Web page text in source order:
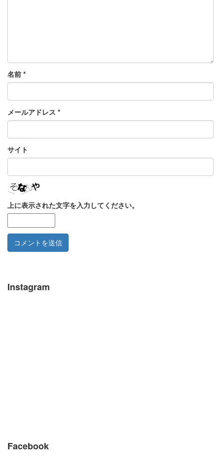
名前 *
メールアドレス *
サイト
上に表示された文字を入力してください。
Instagram
Facebook